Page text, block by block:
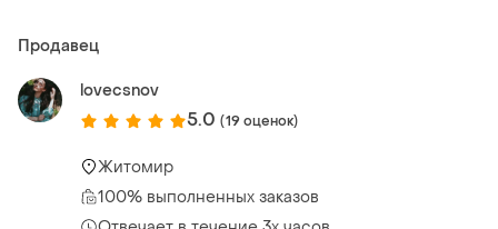
Продавец
lovecsnov
5.0 (19 оценок)
Житомир
100% выполненных заказов